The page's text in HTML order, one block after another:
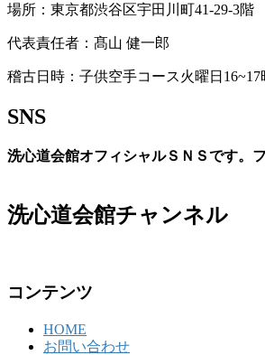
場所：東京都渋谷区宇田川町41-29-3階
代表責任者：髙山 健一郎
稽古日時：子供空手コース火曜日16~17
SNS
洗心道会館オフィシャルＳＮＳです。
洗心道会館チャンネル
コンテンツ
HOME
お問い合わせ